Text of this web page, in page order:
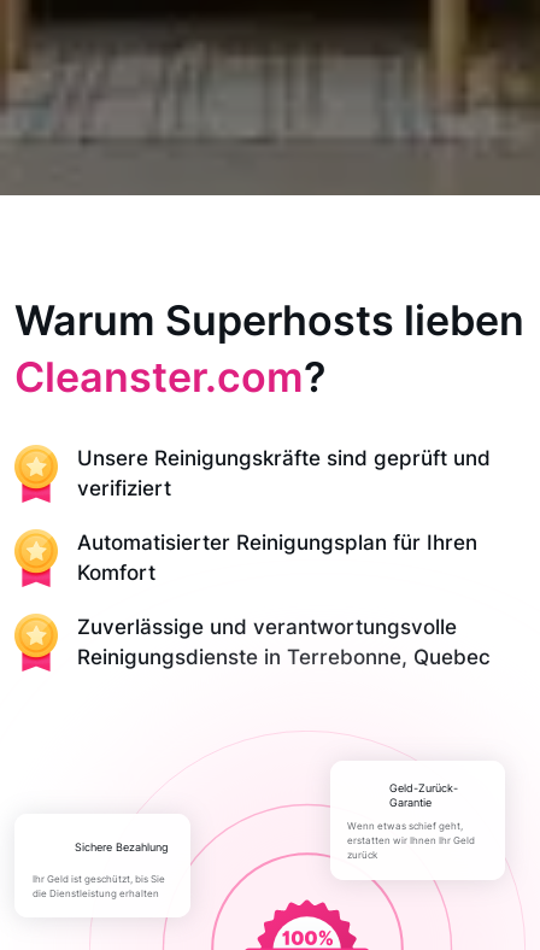
Warum Superhosts lieben
Cleanster.com?
Unsere Reinigungskräfte sind geprüft und
verifiziert
Automatisierter Reinigungsplan für Ihren
Komfort
Zuverlässige und verantwortungsvolle
Reinigungsdienste in Terrebonne, Quebec
Sichere Bezahlung
Ihr Geld ist geschützt, bis Sie
die Dienstleistung erhalten
Geld-Zurück-
Garantie
Wenn etwas schief geht,
erstatten wir Ihnen Ihr Geld
zurück